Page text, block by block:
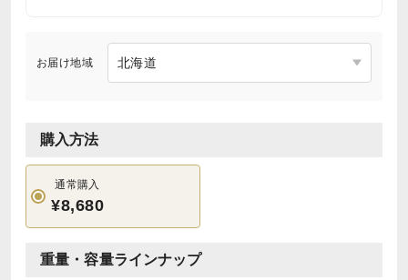
お届け地域
購入方法
通常購入
¥8,680
重量・容量ラインナップ